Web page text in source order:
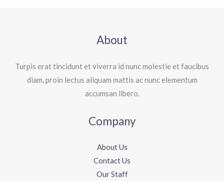
About
Turpis erat tincidunt et viverra id nunc molestie et faucibus
diam, proin lectus aliquam mattis ac nunc elementum
accumsan libero.
Company
About Us
Contact Us
Our Staff